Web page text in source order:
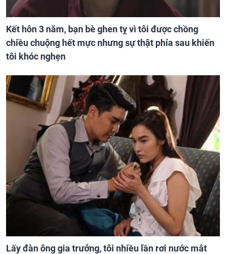
Kết hôn 3 năm, bạn bè ghen tỵ vì tôi được chồng
chiều chuộng hết mực nhưng sự thật phía sau khiến
tôi khóc nghẹn
Lấy đàn ông gia trưởng, tôi nhiều lần rơi nước mắt